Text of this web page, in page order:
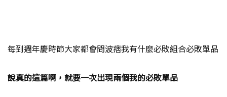
每到週年慶時節大家都會問波痞我有什麼必敗組合必敗單品
說真的這篇啊，就要一次出現兩個我的必敗單品